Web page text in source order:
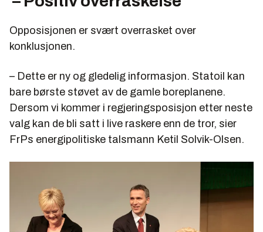
Opposisjonen er svært overrasket over
konklusjonen.
– Dette er ny og gledelig informasjon. Statoil kan
bare børste støvet av de gamle boreplanene.
Dersom vi kommer i regjeringsposisjon etter neste
valg kan de bli satt i live raskere enn de tror, sier
FrPs energipolitiske talsmann Ketil Solvik-Olsen.